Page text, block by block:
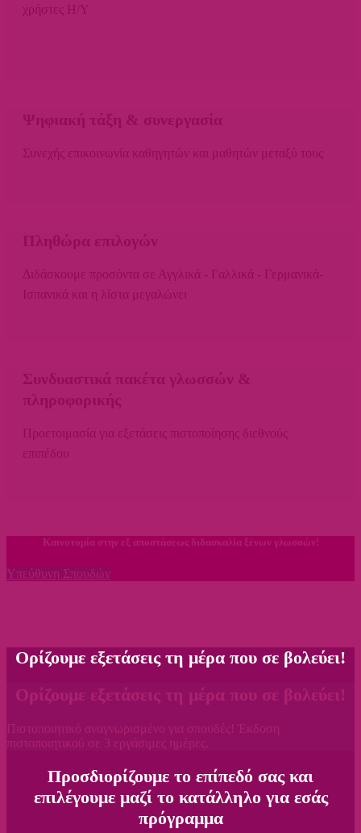
χρήστες Η/Υ
Συνεχής επικοινωνία καθηγητών και μαθητών μεταξύ τους
Διδάσκουμε προσόντα σε Αγγλικά - Γαλλικά - Γερμανικά-
Ισπανικά και η λίστα μεγαλώνει
Προετοιμασία για εξετάσεις πιστοποίησης διεθνούς
επιπέδου
Καινοτομία στην εξ αποστάσεως διδασκαλία ξένων γλωσσών!
Υπεύθυνη Σπουδών
Ορίζουμε εξετάσεις τη μέρα που σε βολεύει!
Ορίζουμε εξετάσεις τη μέρα που σε βολεύει!
Πιστοποιητικό αναγνωρισμένο για σπουδές! Έκδοση
πιστοποιητικού σε 3 εργάσιμες ημέρες.
Προσδιορίζουμε το επίπεδό σας και
επιλέγουμε μαζί το κατάλληλο για εσάς
πρόγραμμα